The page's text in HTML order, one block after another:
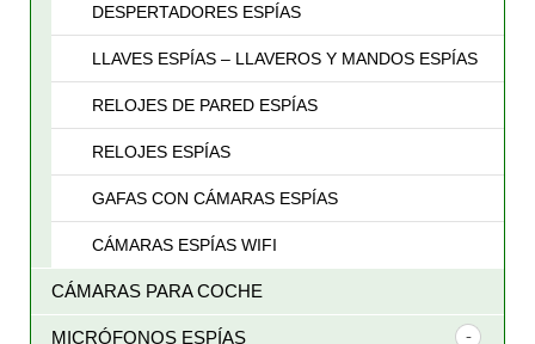
DESPERTADORES ESPÍAS
LLAVES ESPÍAS – LLAVEROS Y MANDOS ESPÍAS
RELOJES DE PARED ESPÍAS
RELOJES ESPÍAS
GAFAS CON CÁMARAS ESPÍAS
CÁMARAS ESPÍAS WIFI
CÁMARAS PARA COCHE
MICRÓFONOS ESPÍAS